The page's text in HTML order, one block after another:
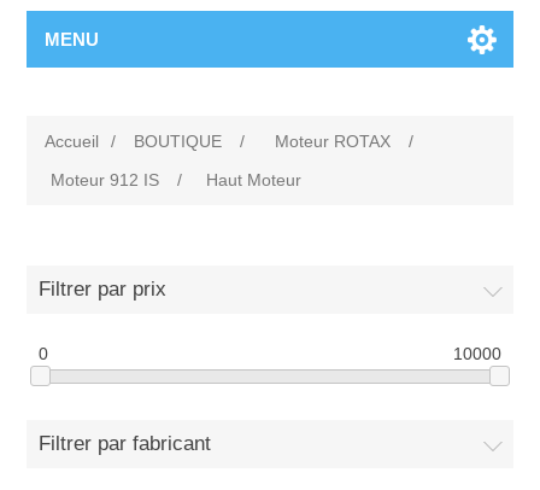
MENU
Accueil / BOUTIQUE / Moteur ROTAX
/
Moteur 912 IS
/ Haut Moteur
Filtrer par prix
0 10000
Filtrer par fabricant